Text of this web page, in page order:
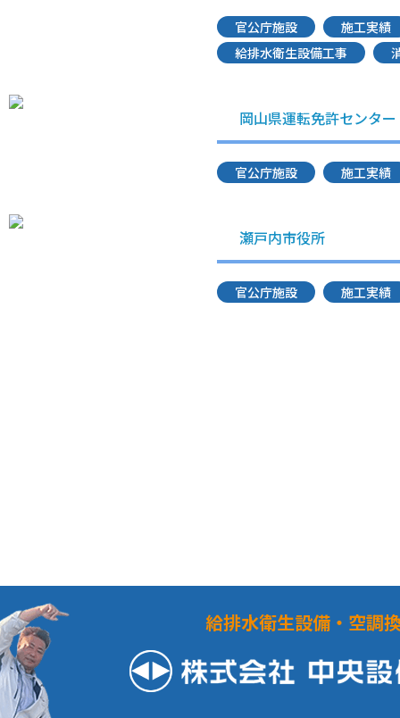
官公庁施設
施工実績
給排水衛生設備工事
岡山県運転免許センター
官公庁施設 施工実績
瀬戸内市役所
官公庁施設 施工実績
給排水衛生設備・空調